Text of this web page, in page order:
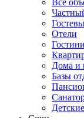
Все
Отели
Дома и
Базы